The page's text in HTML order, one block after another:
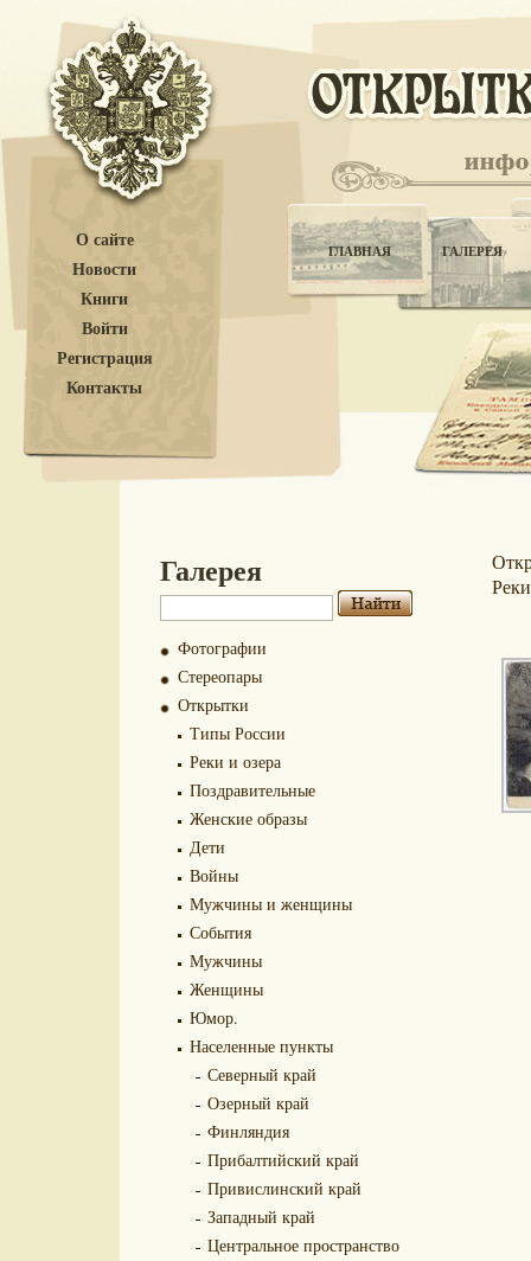
О сайте
Новости
Книги
Войти
Регистрация
Контакты
ГЛАВНАЯ ГАЛЕРЕЯ
Галерея
Фотографии
Стереопары
Открытки
Типы России
Реки и озера
Поздравительные
Женские образы
Дети
Войны
Мужчины и женщины
События
Мужчины
Женщины
Юмор.
Населенные пункты
Северный край
Озерный край
Финляндия
Прибалтийский край
Привислинский край
Западный край
Центральное пространство